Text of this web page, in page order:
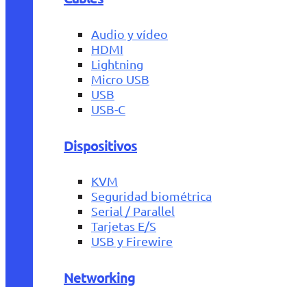
Audio y vídeo
HDMI
Lightning
Micro USB
USB
USB-C
Dispositivos
KVM
Seguridad biométrica
Serial / Parallel
Tarjetas E/S
USB y Firewire
Networking